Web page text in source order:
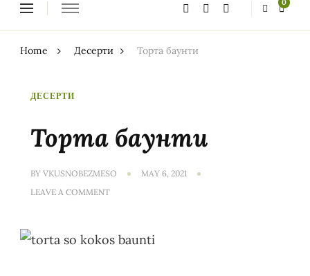
Home Десерти Торта баунти
ДЕСЕРТИ
Торта баунти
BY VKUSNOBEZMESO
MAY 6, 2021
LEAVE A COMMENTON